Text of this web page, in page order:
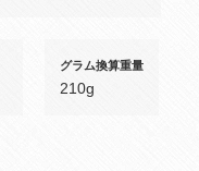
グラム換算重量
210g